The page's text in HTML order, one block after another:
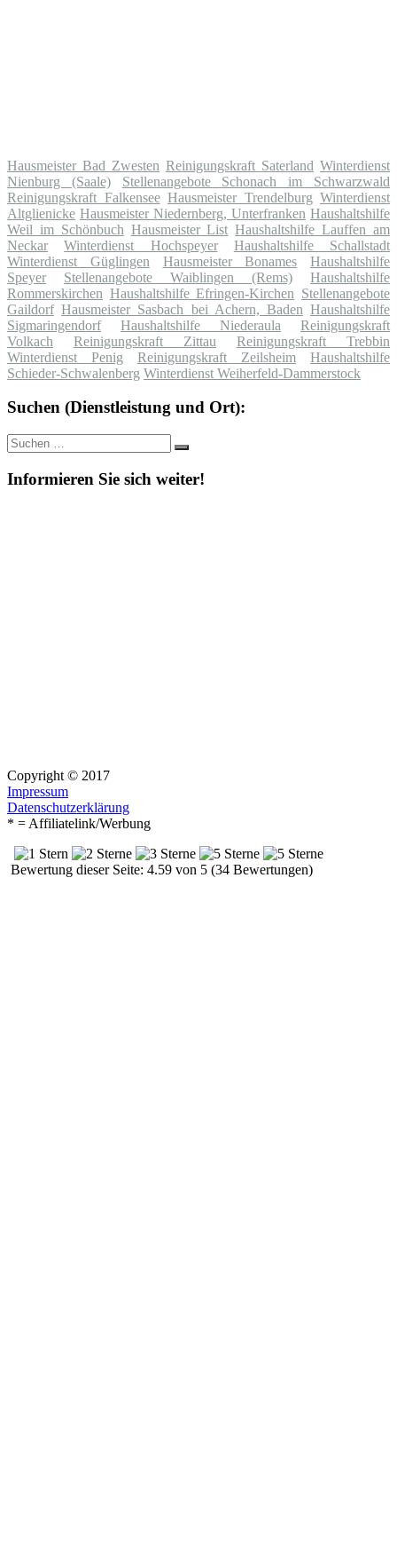
Hausmeister Bad Zwesten Reinigungskraft Saterland Winterdienst
Nienburg (Saale)
Stellenangebote Schonach im Schwarzwald
Reinigungskraft Falkensee Hausmeister Trendelburg Winterdienst
Altglienicke Hausmeister Niedernberg, Unterfranken Haushaltshilfe
Weil im Schönbuch Hausmeister List Haushaltshilfe Lauffen am
Neckar
Winterdienst Hochspeyer
Haushaltshilfe Schallstadt
Winterdienst Güglingen
Hausmeister Bonames
Haushaltshilfe
Speyer
Stellenangebote Waiblingen (Rems)
Haushaltshilfe
Rommerskirchen Haushaltshilfe Efringen-Kirchen Stellenangebote
Gaildorf Hausmeister Sasbach bei Achern, Baden Haushaltshilfe
Sigmaringendorf
Haushaltshilfe Niederaula
Reinigungskraft
Volkach
Reinigungskraft Zittau
Reinigungskraft Trebbin
Winterdienst Penig
Reinigungskraft Zeilsheim
Haushaltshilfe
Schieder-Schwalenberg Winterdienst Weiherfeld-Dammerstock
Suchen (Dienstleistung und Ort):
Suche
nach:
Suchen
Informieren Sie sich weiter!
Copyright © 2017
Impressum
Datenschutzerklärung
* = Affiliatelink/Werbung
Bewertung dieser Seite: 4.59 von 5 (34 Bewertungen)